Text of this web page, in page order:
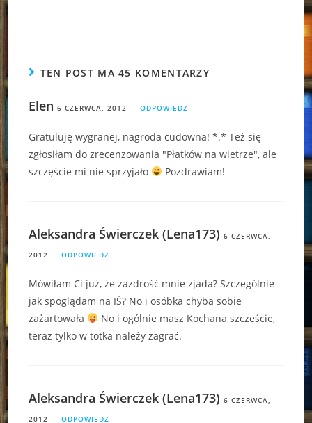
TEN POST MA 45 KOMENTARZY
Elen 6 CZERWCA, 2012 ODPOWIEDZ
Gratuluję wygranej, nagroda cudowna! *.* Też się
zgłosiłam do zrecenzowania "Płatków na wietrze", ale
szczęście mi nie sprzyjało
Pozdrawiam!
Aleksandra Świerczek (Lena173) 6 CZERWCA,
2012
ODPOWIEDZ
Mówiłam Ci już, że zazdrość mnie zjada? Szczególnie
jak spoglądam na IŚ? No i osóbka chyba sobie
zażartowała
No i ogólnie masz Kochana szczeście,
teraz tylko w totka należy zagrać.
Aleksandra Świerczek (Lena173) 6 CZERWCA,
2012
ODPOWIEDZ